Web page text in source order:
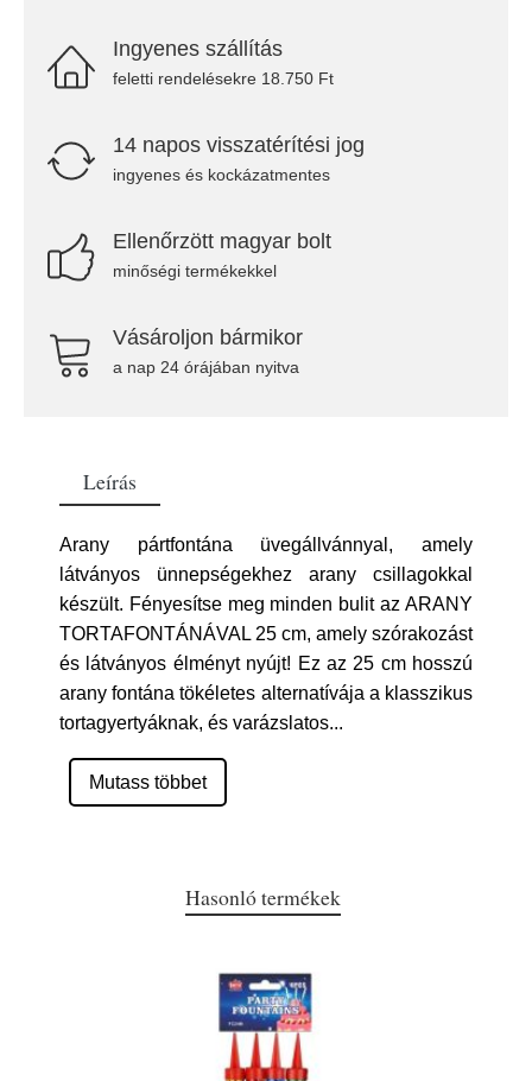
Ingyenes szállítás
feletti rendelésekre 18.750 Ft
14 napos visszatérítési jog
ingyenes és kockázatmentes
Ellenőrzött magyar bolt
minőségi termékekkel
Vásároljon bármikor
a nap 24 órájában nyitva
Leírás
Arany pártfontána üvegállvánnyal, amely
látványos ünnepségekhez arany csillagokkal
készült. Fényesítse meg minden bulit az ARANY
TORTAFONTÁNÁVAL 25 cm, amely szórakozást
és látványos élményt nyújt! Ez az 25 cm hosszú
arany fontána tökéletes alternatívája a klasszikus
tortagyertyáknak, és varázslatos...
Mutass többet
Hasonló termékek